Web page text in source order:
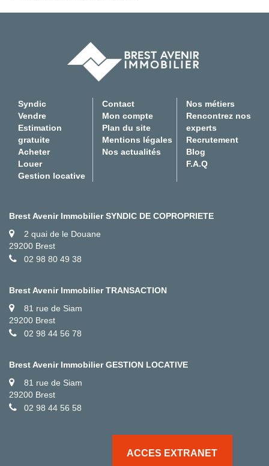
Syndic
02 98 44 56 78
F.A.Q
Mon compte
Syndic
Vendre
Estimation
gratuite
Acheter
Louer
Gestion locative
Contact
Mon compte
Plan du site
Mentions légales
Nos actualités
Nos métiers
Rencontrez nos
experts
Recrutement
Blog
F.A.Q
Brest Avenir Immobilier SYNDIC DE COPROPRIETE
2 quai de le Douane
29200 Brest
02 98 80 49 38
Brest Avenir Immobilier TRANSACTION
81 rue de Siam
29200 Brest
02 98 44 56 78
Brest Avenir Immobilier GESTION LOCATIVE
81 rue de Siam
29200 Brest
02 98 44 56 58
ACCES EXTRANET